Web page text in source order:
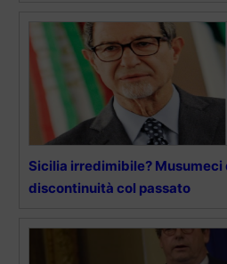
Sicilia irredimibile? Musumeci
discontinuità col passato